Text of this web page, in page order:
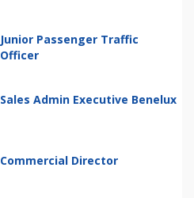
Junior Passenger Traffic
Officer
Sales Admin Executive Benelux
Commercial Director